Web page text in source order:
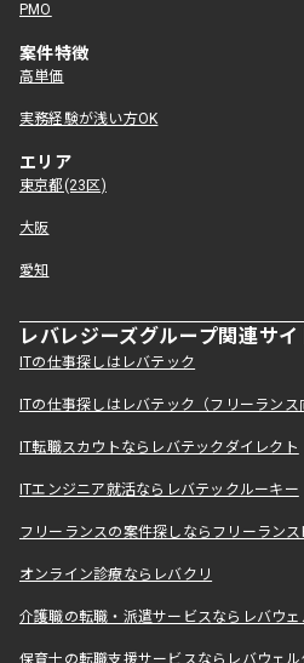
PMO
案件特徴
高単価
実務経験が浅い方OK
エリア
東京都(23区)
大阪
愛知
レバレジーズグループ関連サ
ITの仕事探しはレバテック
ITの仕事探しはレバテック（フリーランス
IT転職スカウトならレバテックダイレクト
ITエンジニア就活ならレバテックルーキー
フリーランスの案件探しならフリーランス
オンライン診療ならレバクリ
介護職の転職・派遣サービスならレバウ
保育士の転職支援サービスならレバウェル